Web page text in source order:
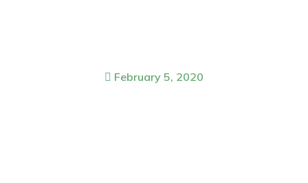
February 5, 2020